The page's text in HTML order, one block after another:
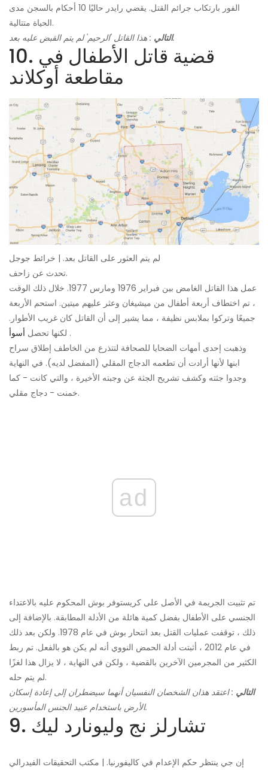
الفور بارتكاب جرائم القتل. يقضي رايدر حاليًا 10 أحكام بالسجن مدى
الحياة متتالية.
التالي: هذا القاتل 'الرحيم' لم يتم القبض عليه بعد.
10. قضية قاتل الأطفال في
مقاطعة أوكلاند
لم يتم العثور على القاتل بعد. | خرائط جوجل
تحدث عن زاحف.
عمل هذا القاتل الغامض بين فبراير 1976 ومارس 1977. خلال ذلك الوقت
، تم اختطاف أربعة أطفال من ميشيغان وعثر عليهم ميتين. استحم الأربعة
جميعًا وتركوا بملابس نظيفة ، مما يشير إلى أن القاتل كان غريب الأطوار.
لكنها تحصل أسوأ
.
وذهبت إحدى أمهات الضحايا للصحافة لتتذرع من الخاطف إطلاق سراح
ابنها لأنها أرادت أن تطعمه الدجاج المقلي (المفضل لديه). في النهاية
وجدوا جثته وكشف تشريح الجثة عن وجبته الأخيرة ، والتي كانت - كما
خمنت - دجاج مقلي.
ad
تم تثبيت الجريمة في الأصل على كريستوفر بوش المحكوم عليه بالاعتداء
الجنسي على الأطفال بفضل كمية هائلة من الأدلة المطابقة. بالإضافة إلى
ذلك ، توقفت عمليات القتل بعد انتحار بوش في عام 1978. ولكن بعد ذلك
في عام 2012 ، أثبتت أدلة الحمض النووي أنه لم يكن هو بالفعل. تم ربط
الكثير من المجرمين الآخرين بالقضية ، ولكن في النهاية ، لا يزال هذا لغزًا
لم يتم حله.
التالي : اعتقد هذان الشخصان النفسيان أنهما سيضطران إلى إعادة إسكان
الأرض باستخدام عبيد الجنس المأسورين.
9. تشارلز نج وليونارد ليك
إن جي ينتظر حكم الإعدام في كاليفورنيا. | مكتب التحقيقات الفيدرالي